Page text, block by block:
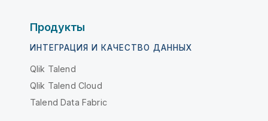
Продукты
ИНТЕГРАЦИЯ И КАЧЕСТВО ДАННЫХ
Qlik Talend
Qlik Talend Cloud
Talend Data Fabric